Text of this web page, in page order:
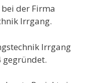
der Firma
Irrgang.
Irrgang
gegründet.